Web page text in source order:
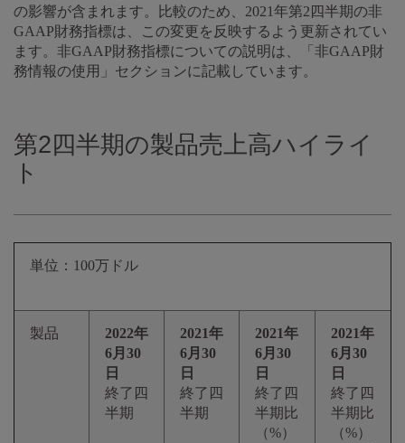
の影響が含まれます。比較のため、2021年第2四半期の非
GAAP財務指標は、この変更を反映するよう更新されてい
ます。非GAAP財務指標についての説明は、「非GAAP財
務情報の使用」セクションに記載しています。
第2四半期の製品売上高ハイライ
ト
単位：100万ドル
製品
2022年
6月30
日
終了四
半期
2021年
6月30
日
終了四
半期
2021年
6月30
日
終了四
半期比
（%）
2021年
6月30
日
終了四
半期比
（%）